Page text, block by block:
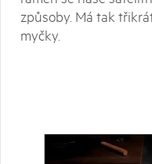
způsoby. Má tak
myčky.